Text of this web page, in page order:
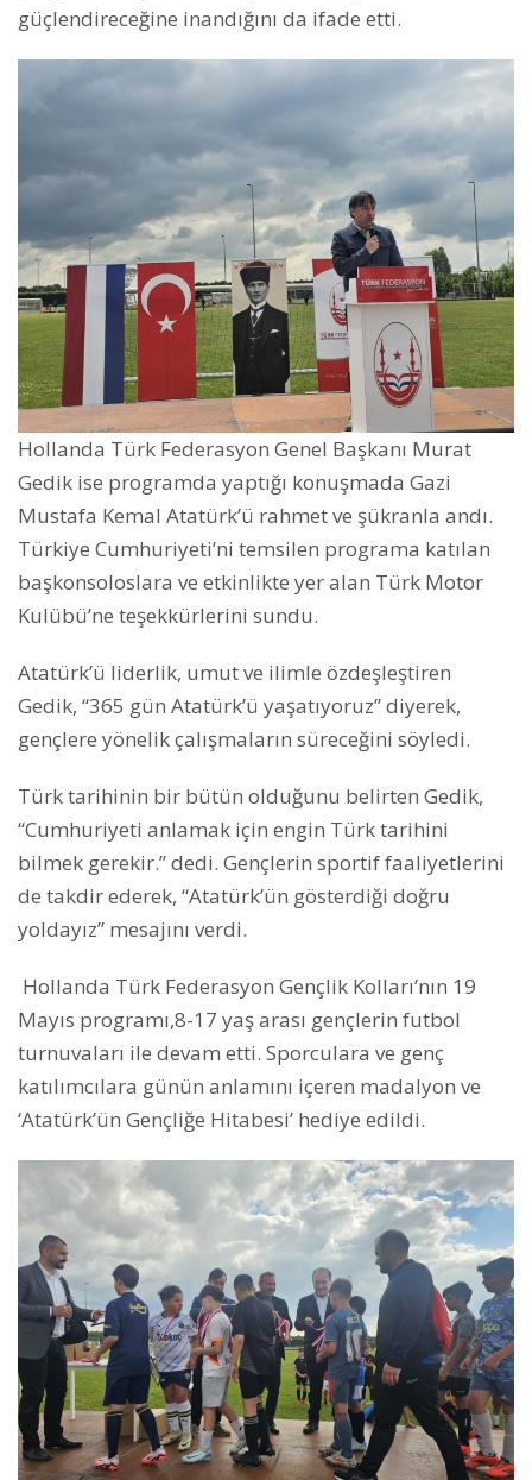
güçlendireceğine inandığını da ifade etti.
Hollanda Türk Federasyon Genel Başkanı Murat
Gedik ise programda yaptığı konuşmada Gazi
Mustafa Kemal Atatürk’ü rahmet ve şükranla andı.
Türkiye Cumhuriyeti’ni temsilen programa katılan
başkonsoloslara ve etkinlikte yer alan Türk Motor
Kulübü’ne teşekkürlerini sundu.
Atatürk’ü liderlik, umut ve ilimle özdeşleştiren
Gedik, “365 gün Atatürk’ü yaşatıyoruz” diyerek,
gençlere yönelik çalışmaların süreceğini söyledi.
Türk tarihinin bir bütün olduğunu belirten Gedik,
“Cumhuriyeti anlamak için engin Türk tarihini
bilmek gerekir.” dedi. Gençlerin sportif faaliyetlerini
de takdir ederek, “Atatürk’ün gösterdiği doğru
yoldayız” mesajını verdi.
Hollanda Türk Federasyon Gençlik Kolları’nın 19
Mayıs programı,8-17 yaş arası gençlerin futbol
turnuvaları ile devam etti. Sporculara ve genç
katılımcılara günün anlamını içeren madalyon ve
‘Atatürk’ün Gençliğe Hitabesi’ hediye edildi.